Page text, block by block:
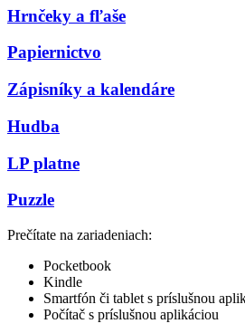
Hrnčeky a fľaše
Papiernictvo
Zápisníky a kalendáre
Hudba
LP platne
Puzzle
Prečítate na zariadeniach:
Pocketbook
Kindle
Smartfón či tablet s príslušnou
Počítač s príslušnou aplikáciou